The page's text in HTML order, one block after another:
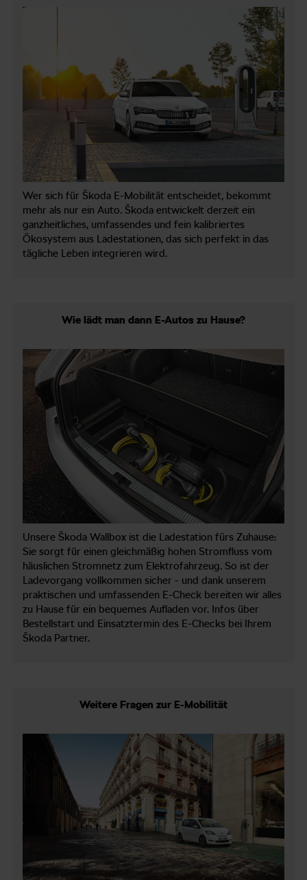
Wer sich für Škoda E-Mobilität entscheidet, bekommt
mehr als nur ein Auto. Škoda entwickelt derzeit ein
ganzheitliches, umfassendes und fein kalibriertes
Ökosystem aus Ladestationen, das sich perfekt in das
tägliche Leben integrieren wird.
Wie lädt man dann E-Autos zu Hause?
Unsere Škoda Wallbox ist die Ladestation fürs Zuhause:
Sie sorgt für einen gleichmäßig hohen Stromfluss vom
häuslichen Stromnetz zum Elektrofahrzeug. So ist der
Ladevorgang vollkommen sicher - und dank unserem
praktischen und umfassenden E-Check bereiten wir alles
zu Hause für ein bequemes Aufladen vor. Infos über
Bestellstart und Einsatztermin des E-Checks bei Ihrem
Škoda Partner.
Weitere Fragen zur E-Mobilität